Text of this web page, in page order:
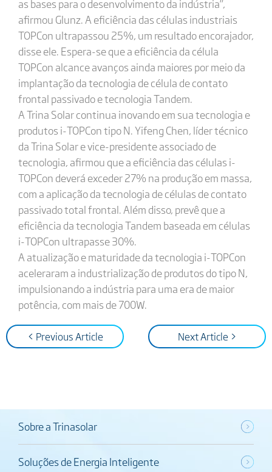
as bases para o desenvolvimento da indústria”,
afirmou Glunz. A eficiência das células industriais
TOPCon ultrapassou 25%, um resultado encorajador,
disse ele. Espera-se que a eficiência da célula
TOPCon alcance avanços ainda maiores por meio da
implantação da tecnologia de célula de contato
frontal passivado e tecnologia Tandem.
A Trina Solar continua inovando em sua tecnologia e
produtos i-TOPCon tipo N. Yifeng Chen, líder técnico
da Trina Solar e vice-presidente associado de
tecnologia, afirmou que a eficiência das células i-
TOPCon deverá exceder 27% na produção em massa,
com a aplicação da tecnologia de células de contato
passivado total frontal. Além disso, prevê que a
eficiência da tecnologia Tandem baseada em células
i-TOPCon ultrapasse 30%.
A atualização e maturidade da tecnologia i-TOPCon
aceleraram a industrialização de produtos do tipo N,
impulsionando a indústria para uma era de maior
potência, com mais de 700W.
< Previous Article Next Article >
Sobre a Trinasolar
Soluções de Energia Inteligente